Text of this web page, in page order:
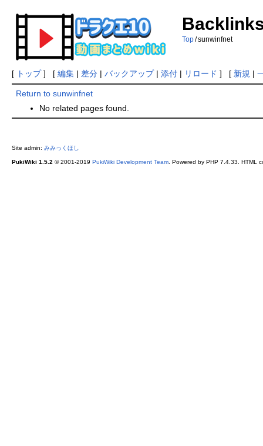
Top /sunwinfnet
[ トップ] [ 編集| 差分| バックアップ| 添付| リロード ] [ 新規 |
Return to sunwinfnet
No related pages found.
Site admin: みみっくほし
PukiWiki 1.5.2 © 2001-2019 PukiWiki Development Team. Powered by PHP 7.4.33. HTML